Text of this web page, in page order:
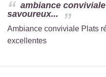
ambiance
savoureux...
Ambiance conviviale Plats
excellentes